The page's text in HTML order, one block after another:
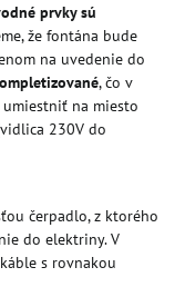
prvky sú
že fontána bude
na uvedenie do
, čo v
na miesto
230V do
čerpadlo, z ktorého
do elektriny. V
s rovnakou